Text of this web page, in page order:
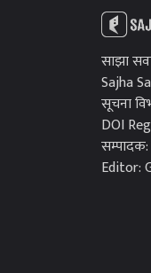
साझा
Sajha
सूचना
DOI
सम्पादक:
Editor: